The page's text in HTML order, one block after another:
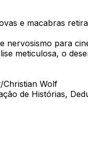
e macabras
nervosismo para
meticulosa, o
Christian Wolf
de Histórias,